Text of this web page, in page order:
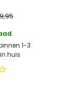
1-3
huis